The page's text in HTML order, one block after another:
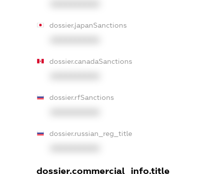
dossier.japanSanctions
dossier.canadaSanctions
dossier.rfSanctions
dossier.russian_reg_title
dossier.commercial_info.title